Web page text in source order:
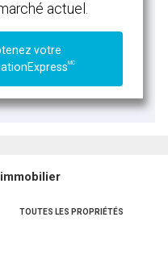
actuel.
votre
MC
TOUTES LES PROPRIÉTÉS